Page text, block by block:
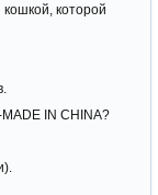
которой
IN CHINA?